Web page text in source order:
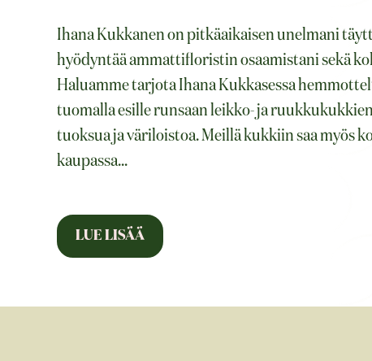
Ihana Kukkanen on pitkäaikaisen unelmani
hyödyntää ammattifloristin osaamistani sekä
Haluamme tarjota Ihana Kukkasessa
tuomalla esille runsaan leikko- ja
tuoksua ja väriloistoa. Meillä kukkiin saa myös
kaupassa...